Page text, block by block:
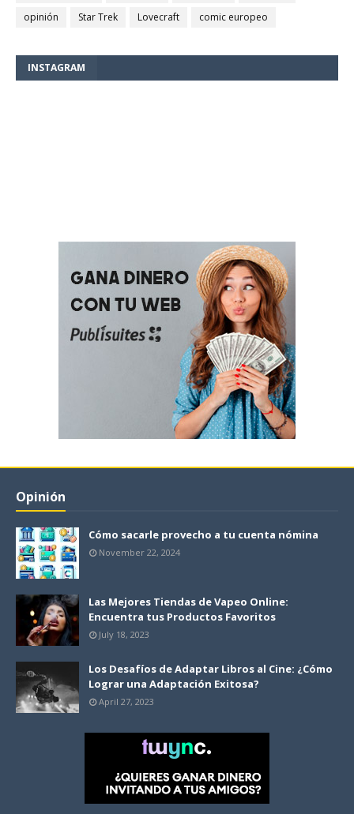
opinión
Star Trek Lovecraft comic europeo
INSTAGRAM
Opinión
Cómo sacarle provecho a tu cuenta nómina
November 22, 2024
Las Mejores Tiendas de Vapeo Online:
Encuentra tus Productos Favoritos
July 18, 2023
Los Desafíos de Adaptar Libros al Cine: ¿Cómo
Lograr una Adaptación Exitosa?
April 27, 2023